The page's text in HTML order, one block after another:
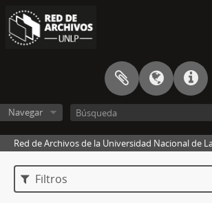
Navegar
Red de Archivos de la Universidad Nacional de
Filtros